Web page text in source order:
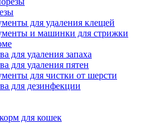
для удаления клещей
и машинки для стрижки
для удаления запаха
для удаления пятен
для чистки от шерсти
для дезинфекции
для кошек